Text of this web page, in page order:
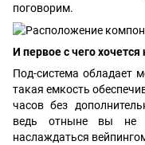
поговорим.
И первое с чего
Под-система обладает
такая емкость
часов без
ведь отныне вы не
наслаждаться